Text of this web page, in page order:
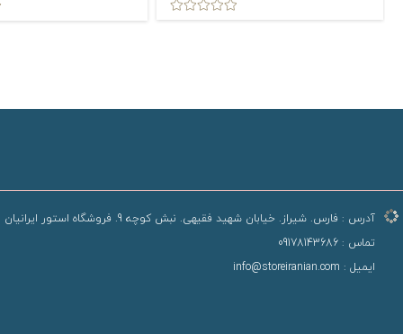
آدرس : فارس. شیراز. خیابان شهید فقیهی. نبش کوچه 9. فروشگاه استور ایرانیان
تماس : 09178143686
ایمیل : info@storeiranian.com